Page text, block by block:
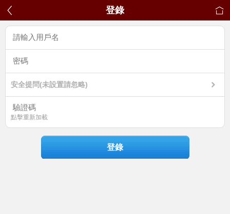
登錄
安全提問(未設置請忽略)
點擊重新加載
登錄